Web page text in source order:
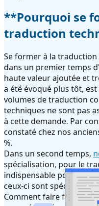
**Pourquoi se
traduction
Se former à la
dans un premier temps
haute valeur ajoutée et
a été évoqué plus tôt,
volumes de traduction
techniques ne sont pas
à cette demande. Par
constaté chez nos
%.
Dans un second temps,
spécialisation, pour le
indispensable pour tirer
ceux-ci sont spécialisés
Comment faire face à